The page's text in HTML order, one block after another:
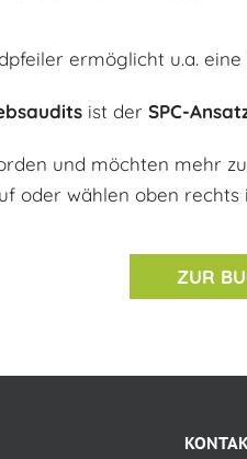
ermöglicht u.a. eine
ist der SPC-
und möchten mehr
oder wählen oben
ZUR